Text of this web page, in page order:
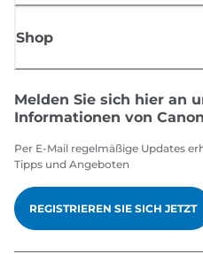
Shop
Melden Sie sich hier an
Informationen von Canon
Per E-Mail regelmäßige Updates
Tipps und Angeboten
REGISTRIEREN SIE SICH JETZT